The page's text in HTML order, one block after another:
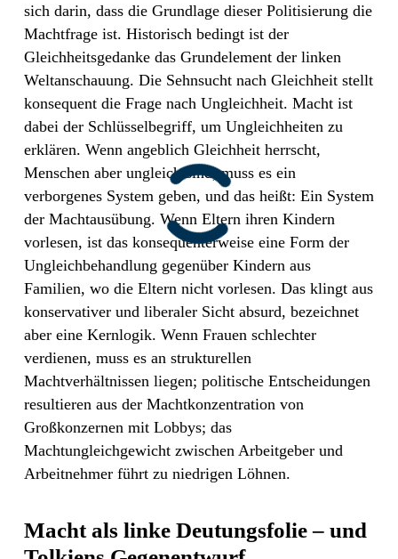
sich darin, dass die Grundlage dieser Politisierung die
Machtfrage ist. Historisch bedingt ist der
Gleichheitsgedanke das Grundelement der linken
Weltanschauung. Die Sehnsucht nach Gleichheit stellt
konsequent die Frage nach Ungleichheit. Macht ist
dabei der Schlüsselbegriff, um Ungleichheiten zu
erklären. Wenn angeblich Gleichheit herrscht,
Menschen aber ungleich sind, muss es ein
verborgenes System geben, und das heißt: Ein System
der Machtausübung. Wenn Eltern ihren Kindern
vorlesen, ist das konsequenterweise eine Form der
Ungleichbehandlung gegenüber Kindern aus
Familien, wo die Eltern nicht vorlesen. Das klingt aus
konservativer und liberaler Sicht absurd, bezeichnet
aber eine Kernlogik. Wenn Frauen schlechter
verdienen, muss es an strukturellen
Machtverhältnissen liegen; politische Entscheidungen
resultieren aus der Machtkonzentration von
Großkonzernen mit Lobbys; das
Machtungleichgewicht zwischen Arbeitgeber und
Arbeitnehmer führt zu niedrigen Löhnen.
Macht als linke Deutungsfolie – und